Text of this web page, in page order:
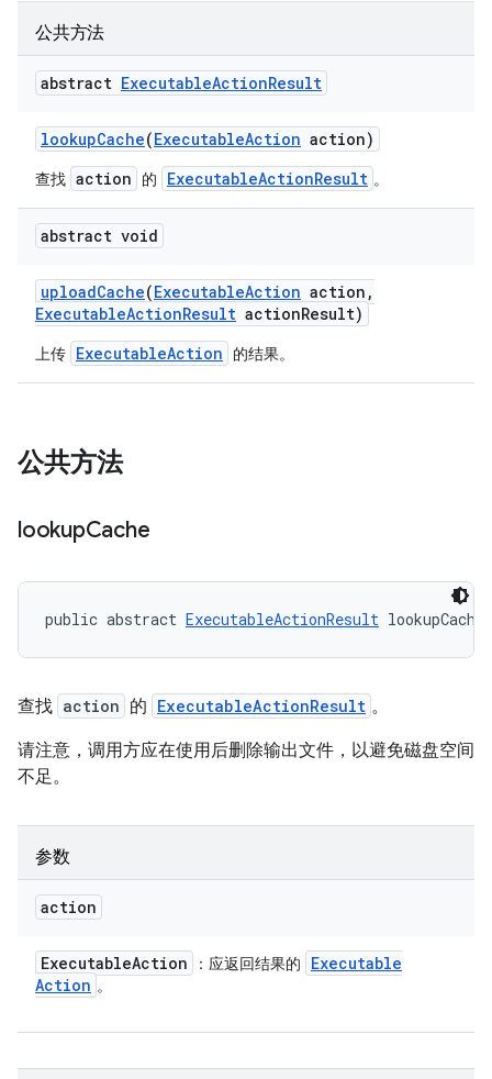
公共方法
abstract ExecutableActionResult
lookupCache(ExecutableAction action)
查找 action 的 ExecutableActionResult 。
abstract void
uploadCache(ExecutableAction action ,
ExecutableActionResult actionResult)
上传 ExecutableAction 的结果。
公共方法
lookupCache
public abstract ExecutableActionResult
查找 action 的 ExecutableActionResult 。
请注意，调用方应在使用后删除输出文件，以避免磁盘空间
不足。
参数
action
ExecutableAction ：应返回结果的
Executable
Action 。